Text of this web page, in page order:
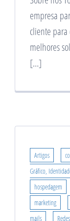
empresa
cliente para
melhores
[…]
Artigos
Gráfico,
hospedagem
marketing
mails